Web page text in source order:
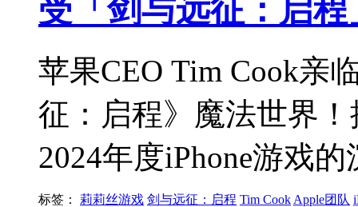
受「剑与远征：启
苹果CEO Tim Cook亲
征：启程》魔法世界
2024年度iPhone游戏
标签： 莉莉丝游戏 剑与远征：启程 Tim Cook Apple团队